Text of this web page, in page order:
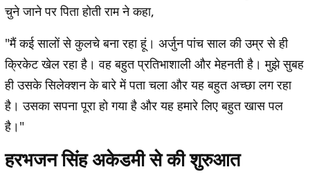
चुने जाने पर पिता होती राम ने कहा,
"मैं कई सालों से कुलचे बना रहा हूं। अर्जुन पांच साल की उम्र से ही
क्रिकेट खेल रहा है। वह बहुत प्रतिभाशाली और मेहनती है। मुझे सुबह
ही उसके सिलेक्शन के बारे में पता चला और यह बहुत अच्छा लग रहा
है। उसका सपना पूरा हो गया है और यह हमारे लिए बहुत खास पल
है।"
हरभजन सिंह अकेडमी से की शुरुआत